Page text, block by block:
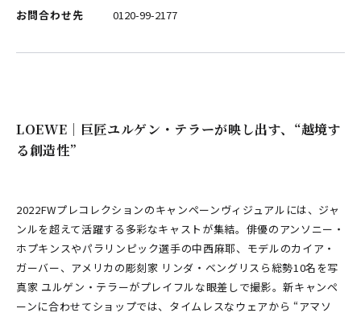
お問合わせ先
0120-99-2177
LOEWE｜巨匠ユルゲン・テラーが映し出す、“越境す
る創造性”
2022FWプレコレクションのキャンペーンヴィジュアルには、ジャ
ンルを超えて活躍する多彩なキャストが集結。俳優のアンソニー・
ホプキンスやパラリンピック選手の中西麻耶、モデルのカイア・
ガーバー、アメリカの彫刻家 リンダ・ベングリスら総勢10名を写
真家 ユルゲン・テラーがプレイフルな眼差しで撮影。新キャンペ
ーンに合わせてショップでは、タイムレスなウェアから “アマソ